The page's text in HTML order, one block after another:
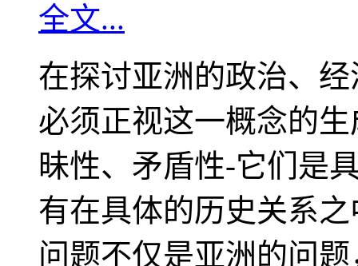
全文...
在探讨亚洲的政治、
必须正视这一概念的
昧性、矛盾性-它们是
有在具体的历史关系
问题不仅是亚洲的问